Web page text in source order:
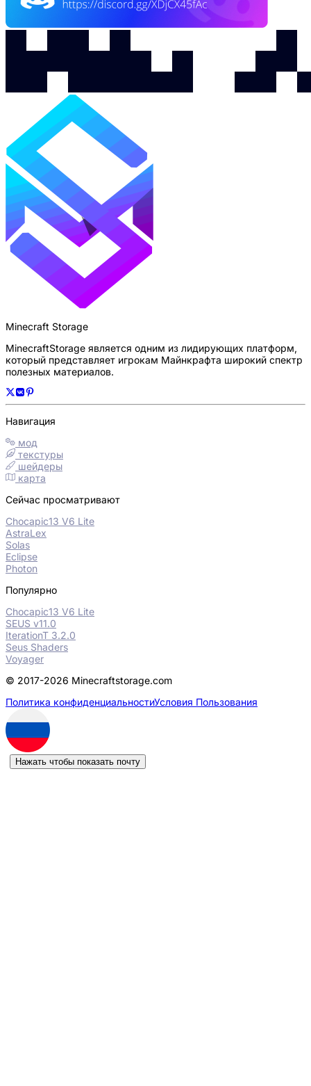
Minecraft Storage
MinecraftStorage является одним из лидирующих платформ,
который представляет игрокам Майнкрафта широкий спектр
полезных материалов.
Навигация
мод
текстуры
шейдеры
карта
Сейчас просматривают
Chocapic13 V6 Lite
AstraLex
Solas
Eclipse
Photon
Популярно
Chocapic13 V6 Lite
SEUS v11.0
IterationT 3.2.0
Seus Shaders
Voyager
© 2017-2026 Minecraftstorage.com
Политика конфиденциальностиУсловия Пользования
Нажать чтобы показать почту